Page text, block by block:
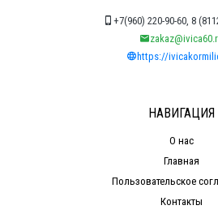
+7(960) 220-90-60, 8
https://
НАВИГАЦИЯ
О нас
Главная
Пользовательское
Контакты